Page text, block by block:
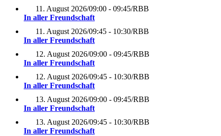
11. August 2026/09:00 - 09:45/RBB
In aller Freundschaft
11. August 2026/09:45 - 10:30/RBB
In aller Freundschaft
12. August 2026/09:00 - 09:45/RBB
In aller Freundschaft
12. August 2026/09:45 - 10:30/RBB
In aller Freundschaft
13. August 2026/09:00 - 09:45/RBB
In aller Freundschaft
13. August 2026/09:45 - 10:30/RBB
In aller Freundschaft